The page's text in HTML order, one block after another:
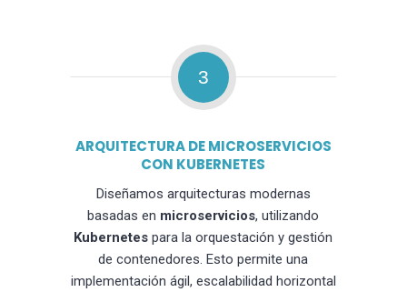
3
ARQUITECTURA DE MICROSERVICIOS
CON KUBERNETES
Diseñamos arquitecturas modernas
basadas en microservicios, utilizando
Kubernetes para la orquestación y gestión
de contenedores. Esto permite una
implementación ágil, escalabilidad horizontal